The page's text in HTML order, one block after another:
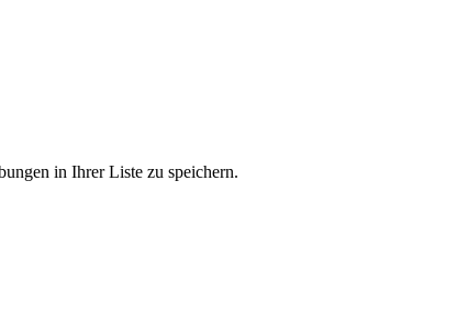
in Ihrer Liste zu speichern.